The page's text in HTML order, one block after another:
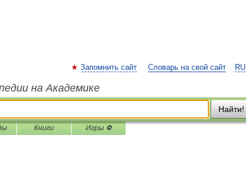
RU
Запомнить сайт Словарь на свой сайт
на Академике
Найти!
Книги Игры ⚽